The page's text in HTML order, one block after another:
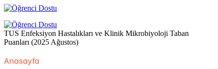
Menü
Arama
yap
...
TUS Enfeksiyon Hastalıkları ve Klinik Mikrobiyoloji Taban
Puanları (2025 Ağustos)
Previous
Next
Anasayfa